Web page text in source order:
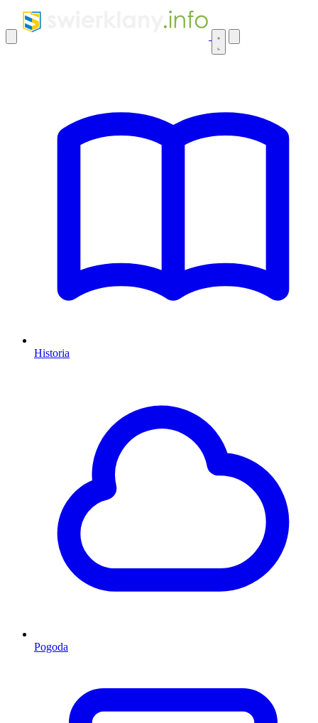
Historia
Pogoda